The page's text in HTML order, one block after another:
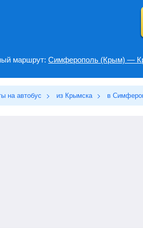
маршрут: Симферополь (Крым) —
на автобус из Крымска в